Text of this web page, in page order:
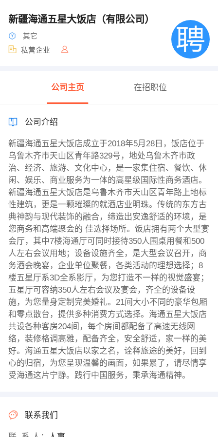
新疆海通五星大饭店（有限公司）
其它
私营企业
公司主页 在招职位
公司介绍
新疆海通五星大饭店成立于2018年5月28日，饭店位于
乌鲁木齐市天山区青年路329号，地处乌鲁木齐市政
治、经济、旅游、文化中心，是一家集住宿、餐饮、休
闲、娱乐、商业服务为一体的高星级国际性商务酒店。
新疆海通五星大饭店是乌鲁木齐市天山区青年路上地标
性建筑，更是一颗璀璨的就酒店业明珠。传统的东方古
典神韵与现代装饰的融合，缔造出安逸舒适的环境，是
您商务和高端聚会的 佳选择场所。饭店拥有两个大型宴
会厅，其中7楼海通厅可同时接待350人围桌用餐和500
人左右会议用地；设备设施齐全，是大型会议召开，商
务酒会晚宴，企业单位聚餐，各类活动的理想选择；8
楼五星厅系3D全系影厅，为您打造不一样的视觉盛宴；
五星厅可容纳350人左右会议及宴会，齐全的设备设
施，为您量身定制完美婚礼。21间大小不同的豪华包厢
和零点散台，提供多种消费方式选择。海通五星大饭店
共设各种客房204间，每个房间都配备了高速无线网
络，装修格调高雅，配备齐全，安全舒适，家一样的美
好。海通五星大饭店以家之名，诠释旅途的美好，回到
心的归宿，为您呈现温馨的画面，如果累了，请尽情享
受海通这片宁静。践行中国服务，秉承海通精神。
联系我们